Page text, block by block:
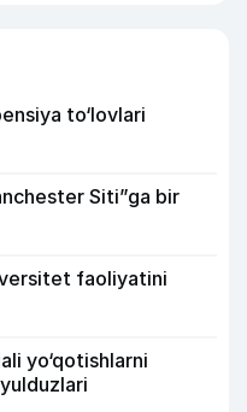
to‘lovlari
Siti”ga bir
faoliyatini
yo‘qotishlarni